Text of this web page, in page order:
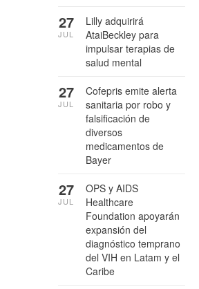
Lilly adquirirá
AtaiBeckley para
impulsar terapias de
salud mental
27
JUL
Cofepris emite alerta
sanitaria por robo y
falsificación de
diversos
medicamentos de
Bayer
27
JUL
OPS y AIDS
Healthcare
Foundation apoyarán
expansión del
diagnóstico temprano
del VIH en Latam y el
Caribe
27
JUL